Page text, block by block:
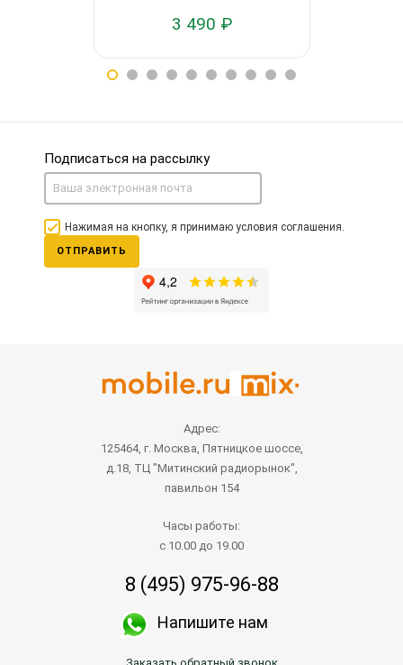
3 490 ₽
Подписаться на рассылку
Нажимая на кнопку, я принимаю условия соглашения.
ОТПРАВИТЬ
Адрес:
125464, г. Москва, Пятницкое шоссе,
д.18, ТЦ "Митинский радиорынок",
павильон 154
Часы работы:
с 10.00 до 19.00
8 (495) 975-96-88
Напишите нам